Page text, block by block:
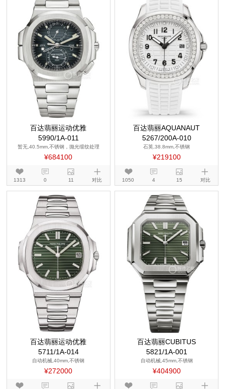
百达翡丽运动优雅
5990/1A-011
暂无,40.5mm,不锈钢，抛光缎纹处理
¥684100
1313 0 11 对比
百达翡丽AQUANAUT
5267/200A-010
石英,38.8mm,不锈钢
¥219100
1050 4 15 对比
百达翡丽运动优雅
5711/1A-014
自动机械,40mm,不锈钢
¥272000
百达翡丽CUBITUS
5821/1A-001
自动机械,45mm,不锈钢
¥404900